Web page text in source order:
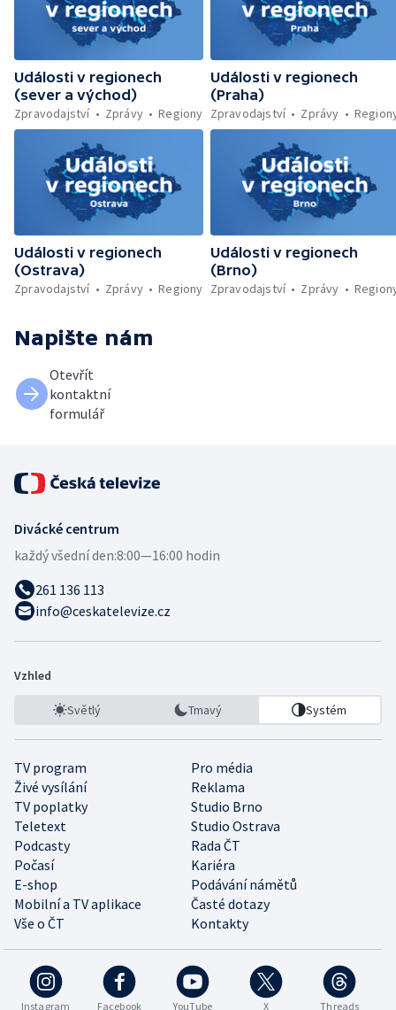
Krumlově — Plzeň roztančil dixielandový
festival
Události v regionech
(sever a východ)
Zpravodajství
Zprávy Regiony
Události v regionech
(Praha)
Zpravodajství
Zprávy
Události v regionech
(Ostrava)
Zpravodajství
Zprávy Regiony
Události v regionech
(Brno)
Zpravodajství
Zprávy
Napište nám
Otevřít
kontaktní
formulář
Divácké centrum
každý všední den:8:00—16:00 hodin
261 136 113
info@ceskatelevize.cz
Vzhled
Světlý Tmavý Systém
TV program
Pro média
Živé vysílání
Reklama
TV poplatky
Studio Brno
Teletext
Studio Ostrava
Podcasty
Rada ČT
Počasí
Kariéra
E-shop
Podávání námětů
Mobilní a TV aplikace
Časté dotazy
Vše o ČT
Kontakty
Instagram Facebook YouTube X Threads